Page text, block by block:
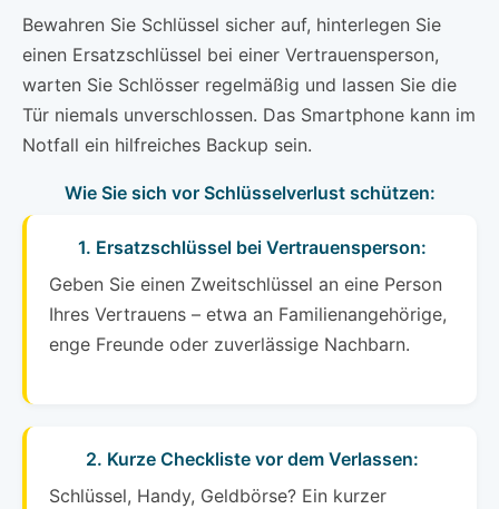
Bewahren Sie Schlüssel sicher auf, hinterlegen Sie
einen Ersatzschlüssel bei einer Vertrauensperson,
warten Sie Schlösser regelmäßig und lassen Sie die
Tür niemals unverschlossen. Das Smartphone kann im
Notfall ein hilfreiches Backup sein.
Wie Sie sich vor Schlüsselverlust schützen:
1. Ersatzschlüssel bei Vertrauensperson:
Geben Sie einen Zweitschlüssel an eine Person
Ihres Vertrauens – etwa an Familienangehörige,
enge Freunde oder zuverlässige Nachbarn.
2. Kurze Checkliste vor dem Verlassen:
Schlüssel, Handy, Geldbörse? Ein kurzer